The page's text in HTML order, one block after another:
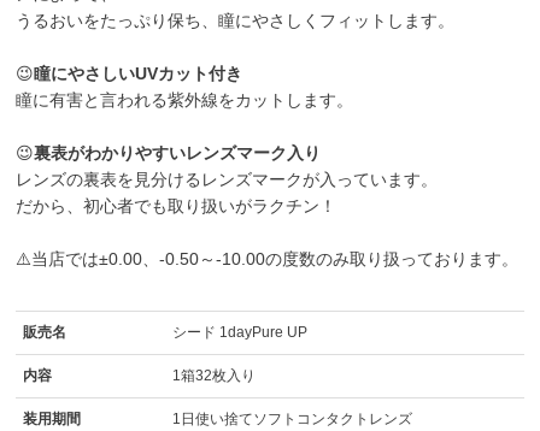
うるおいをたっぷり保ち、瞳にやさしくフィットします。
😉瞳にやさしいUVカット付き
瞳に有害と言われる紫外線をカットします。
😉裏表がわかりやすいレンズマーク入り
レンズの裏表を見分けるレンズマークが入っています。
だから、初心者でも取り扱いがラクチン！
⚠️当店では±0.00、-0.50～-10.00の度数のみ取り扱っております。
販売名 シード 1dayPure UP
内容 1箱32枚入り
装用期間 1日使い捨てソフトコンタクトレンズ